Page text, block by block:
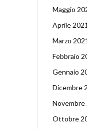
Maggio
Aprile 2021
Marzo 2021
Febbraio
Gennaio
Dicembre
Novembre
Ottobre